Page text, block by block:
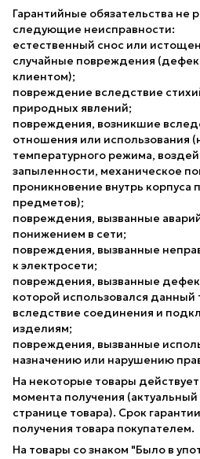
Гарантийные обязательства не
следующие неисправности:
естественный снос или
случайные повреждения
клиентом);
повреждение вследствие
природных явлений;
повреждения, возникшие
отношения или использования
температурного режима,
запыленности, механическое
проникновение внутрь корпуса
предметов);
повреждения, вызванные
понижением в сети;
повреждения, вызванные
к электросети;
повреждения, вызванные
которой использовался данный
вследствие соединения и
изделиям;
повреждения, вызванные
назначению или нарушению
На некоторые товары действует
момента получения (актуальный
странице товара). Срок
получения товара покупателем.
На товары со знаком "Было в